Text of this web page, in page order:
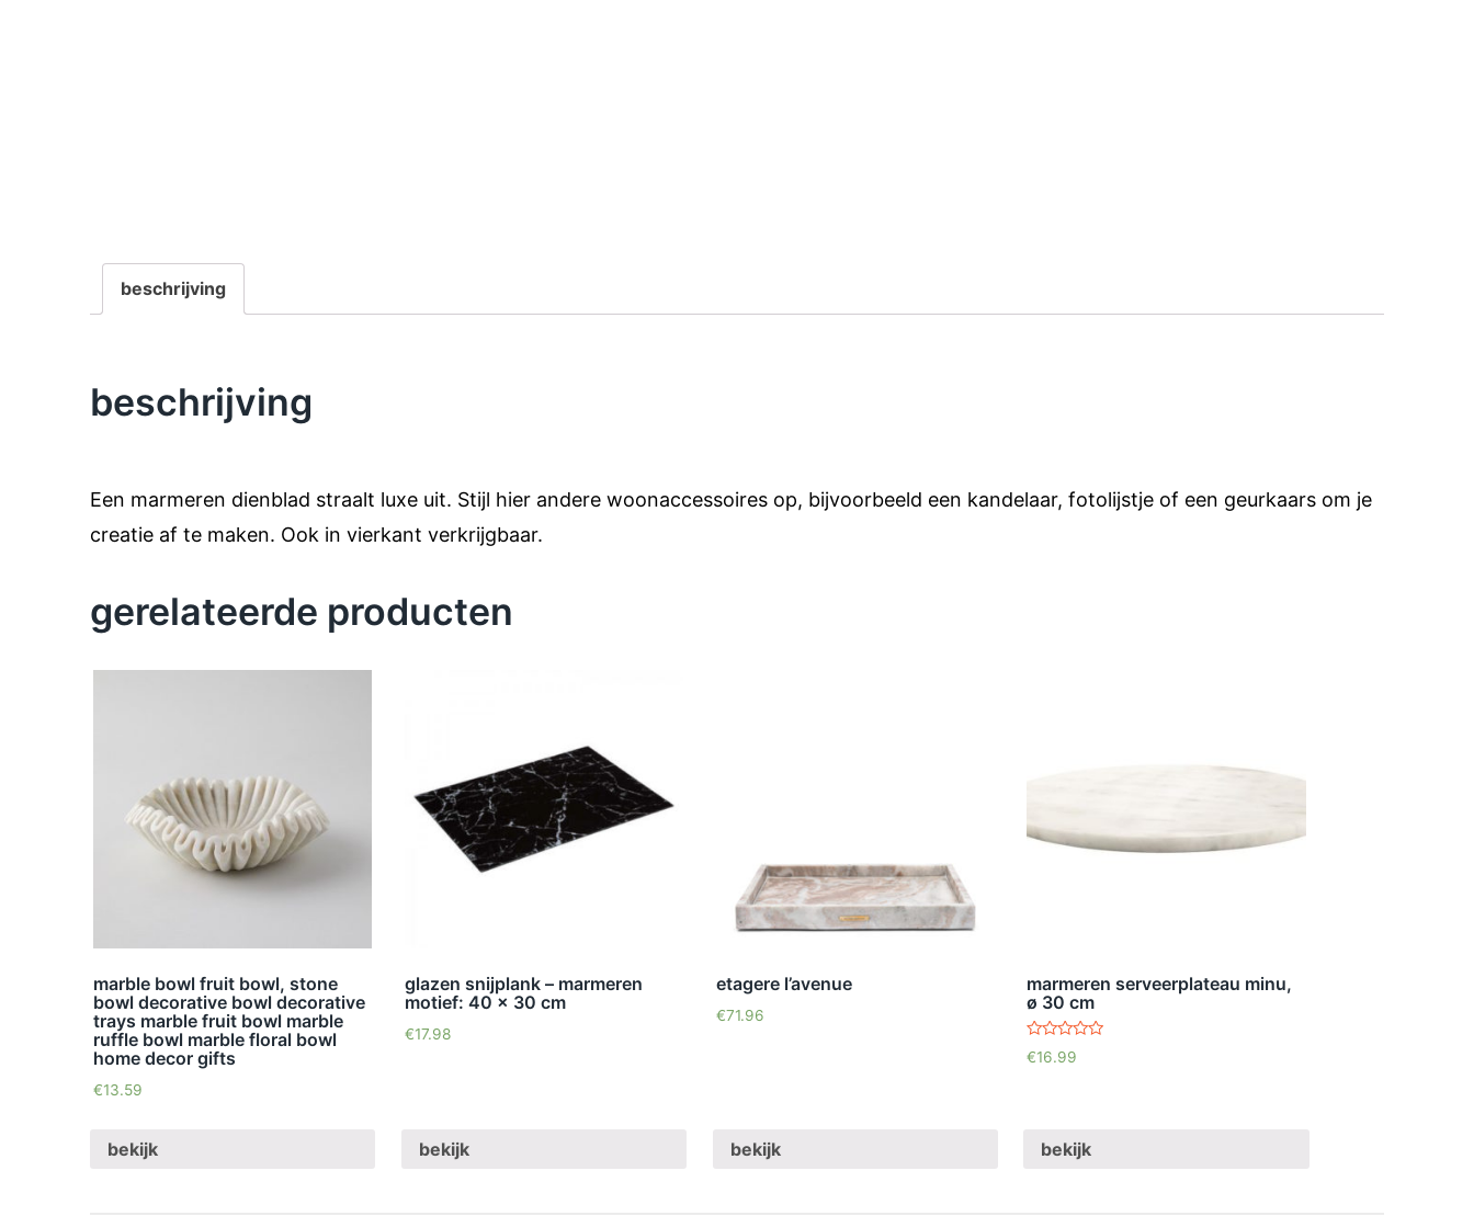
beschrijving
beschrijving
Een marmeren dienblad straalt luxe uit. Stijl hier andere woonaccessoires op, bijvoorbeeld een kandelaar, fotolijstje of een geurkaars om je
creatie af te maken. Ook in vierkant verkrijgbaar.
gerelateerde producten
marble bowl fruit bowl, stone
bowl decorative bowl decorative
trays marble fruit bowl marble
ruffle bowl marble floral bowl
home decor gifts
€13.59
bekijk
glazen snijplank – marmeren
motief: 40 x 30 cm
€17.98
bekijk
etagere l’avenue
€71.96
bekijk
marmeren serveerplateau minu,
ø 30 cm
waardering
4.70
€16.99
bekijk